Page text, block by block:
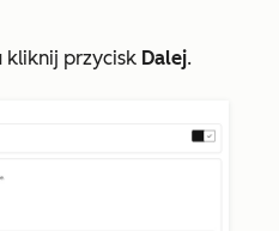
kliknij przycisk Dalej.